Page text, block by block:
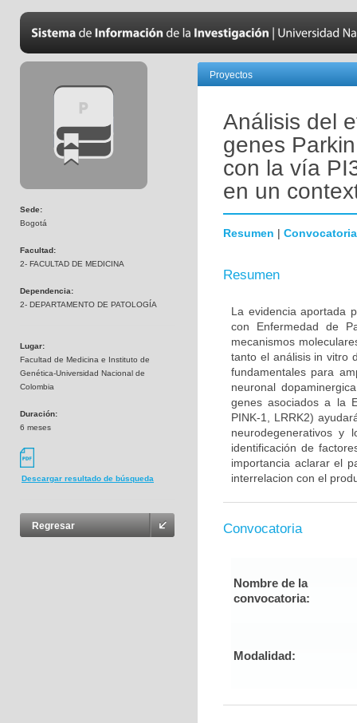
Sede:
Bogotá
Facultad:
2- FACULTAD DE MEDICINA
Dependencia:
2- DEPARTAMENTO DE PATOLOGÍA
Lugar:
Facultad de Medicina e Instituto de
Genética-Universidad Nacional de
Colombia
Duración:
6 meses
Descargar resultado de búsqueda
Regresar
Proyectos
Análisis del
genes
con la vía
en un
Resumen | Convocatoria
Resumen
La evidencia aportada
con Enfermedad de
mecanismos
tanto el análisis in vitro
fundamentales para
neuronal
genes asociados a la
PINK-1, LRRK2)
neurodegenerativos y
identificación de
importancia aclarar el
interrelacion con el
Convocatoria
Nombre de la
convocatoria:
Modalidad: